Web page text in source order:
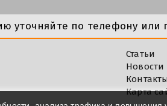
уточняйте по телефону или
Статьи
Новости
Карта